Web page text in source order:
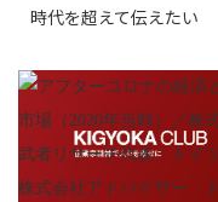
時代を超えて伝えたい